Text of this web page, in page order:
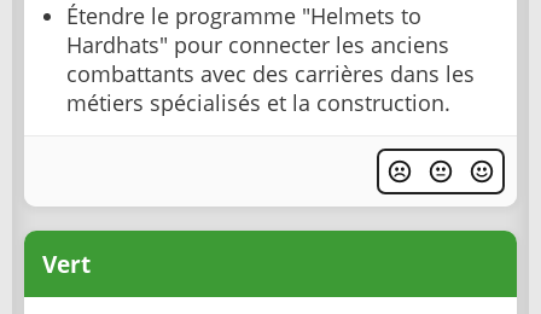
Étendre le programme "Helmets to
Hardhats" pour connecter les anciens
combattants avec des carrières dans les
métiers spécialisés et la construction.
Vert